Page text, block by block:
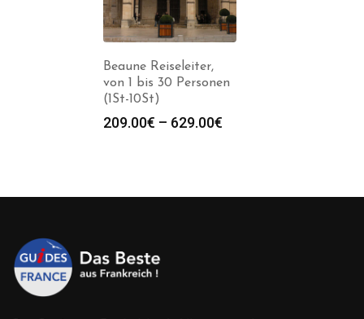
Beaune Reiseleiter,
von 1 bis 30 Personen
(1St-10St)
209.00€ – 629.00€